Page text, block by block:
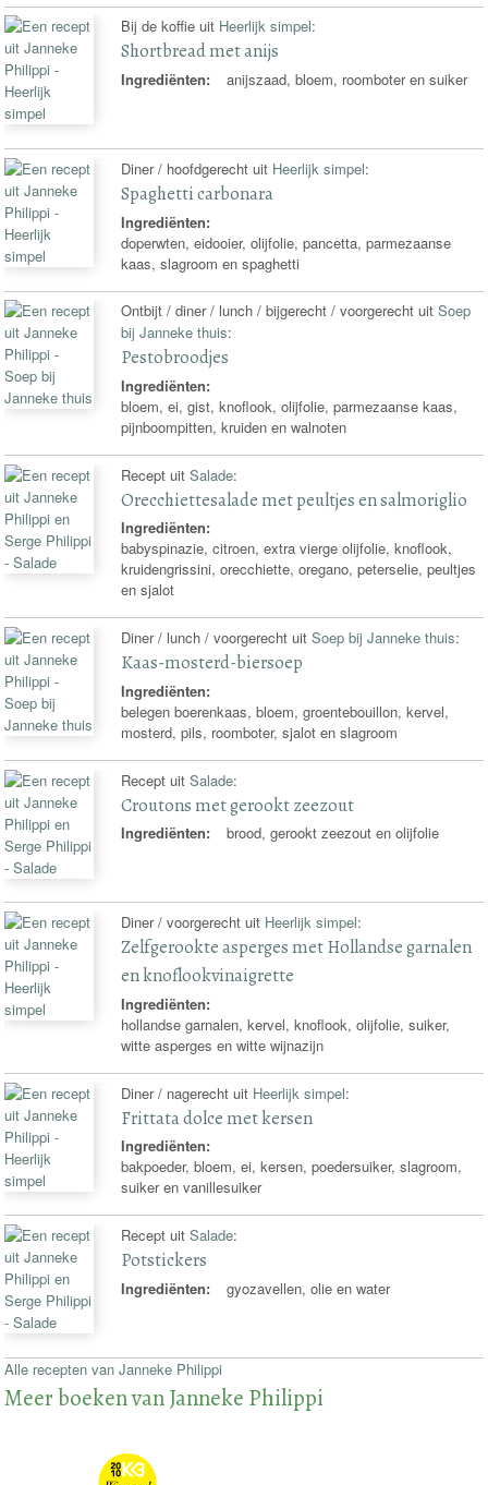
Bij de koffie uit Heerlijk simpel:
Shortbread met anijs
Ingrediënten: anijszaad, bloem, roomboter en suiker
Diner / hoofdgerecht uit Heerlijk simpel:
Spaghetti carbonara
Ingrediënten:
doperwten, eidooier, olijfolie, pancetta, parmezaanse
kaas, slagroom en spaghetti
Ontbijt / diner / lunch / bijgerecht / voorgerecht uitSoep
bij Janneke thuis:
Pestobroodjes
Ingrediënten:
bloem, ei, gist, knoflook, olijfolie, parmezaanse kaas,
pijnboompitten, kruiden en walnoten
Recept uitSalade:
Orecchiettesalade met peultjes en salmoriglio
Ingrediënten:
babyspinazie, citroen, extra vierge olijfolie, knoflook,
kruidengrissini, orecchiette, oregano, peterselie, peultjes
en sjalot
Diner / lunch / voorgerecht uitSoep bij Janneke thuis:
Kaas-mosterd-biersoep
Ingrediënten:
belegen boerenkaas, bloem, groentebouillon, kervel,
mosterd, pils, roomboter, sjalot en slagroom
Recept uitSalade:
Croutons met gerookt zeezout
Ingrediënten: brood, gerookt zeezout en olijfolie
Diner / voorgerecht uit Heerlijk simpel:
Zelfgerookte asperges met Hollandse garnalen
en knoflookvinaigrette
Ingrediënten:
hollandse garnalen, kervel, knoflook, olijfolie, suiker,
witte asperges en witte wijnazijn
Diner / nagerecht uit Heerlijk simpel:
Frittata dolce met kersen
Ingrediënten:
bakpoeder, bloem, ei, kersen, poedersuiker, slagroom,
suiker en vanillesuiker
Recept uitSalade:
Potstickers
Ingrediënten: gyozavellen, olie en water
Alle recepten van Janneke Philippi
Meer boeken van Janneke Philippi